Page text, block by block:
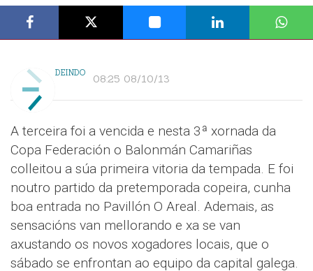
DEINDO 08:25 08/10/13
A terceira foi a vencida e nesta 3ª xornada da
Copa Federación o Balonmán Camariñas
colleitou a súa primeira vitoria da tempada. E foi
noutro partido da pretemporada copeira, cunha
boa entrada no Pavillón O Areal. Ademais, as
sensacións van mellorando e xa se van
axustando os novos xogadores locais, que o
sábado se enfrontan ao equipo da capital galega.